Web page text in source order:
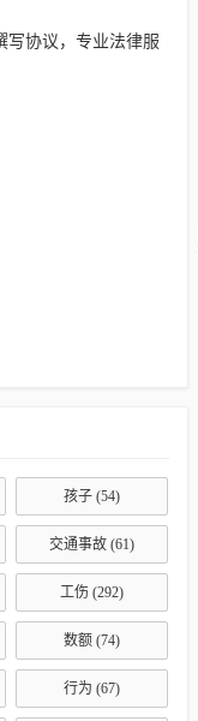
写协议，专业法律服
孩子(54)
交通事故(61)
工伤(292)
数额 (74)
行为 (67)